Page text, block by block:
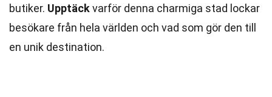
butiker. Upptäckvarför denna charmiga stad lockar
besökare från hela världen och vad som gör den till
en unik destination.